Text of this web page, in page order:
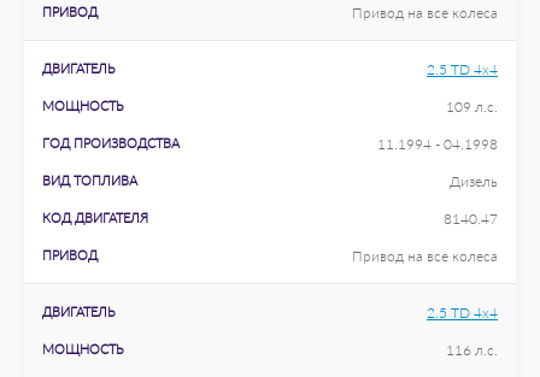
ПРИВОД Привод на все колеса
ДВИГАТЕЛЬ 2.5 TD 4x4
МОЩНОСТЬ 109 л.с.
ГОД ПРОИЗВОДСТВА 11.1994 - 04.1998
ВИД ТОПЛИВА Дизель
КОД ДВИГАТЕЛЯ 8140.47
ПРИВОД Привод на все колеса
ДВИГАТЕЛЬ 2.5 TD 4x4
МОЩНОСТЬ 116 л.с.